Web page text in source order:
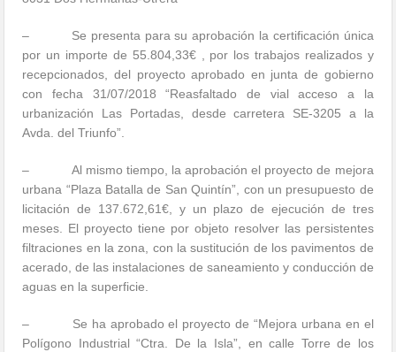
– Se presenta para su aprobación la certificación única
por un importe de 55.804,33€ , por los trabajos realizados y
recepcionados, del proyecto aprobado en junta de gobierno
con fecha 31/07/2018 “Reasfaltado de vial acceso a la
urbanización Las Portadas, desde carretera SE-3205 a la
Avda. del Triunfo”.
– Al mismo tiempo, la aprobación el proyecto de mejora
urbana “Plaza Batalla de San Quintín”, con un presupuesto de
licitación de 137.672,61€, y un plazo de ejecución de tres
meses. El proyecto tiene por objeto resolver las persistentes
filtraciones en la zona, con la sustitución de los pavimentos de
acerado, de las instalaciones de saneamiento y conducción de
aguas en la superficie.
– Se ha aprobado el proyecto de “Mejora urbana en el
Polígono Industrial “Ctra. De la Isla”, en calle Torre de los